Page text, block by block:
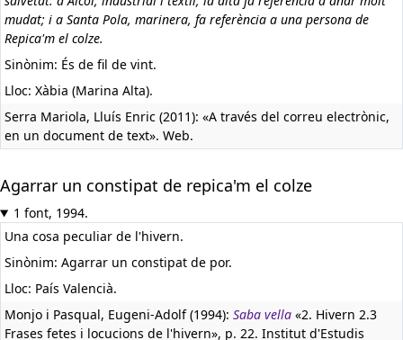
mudat; i a Santa Pola, marinera, fa referència a una persona de
Repica'm el colze.
Sinònim: És de fil de vint.
Lloc: Xàbia (Marina Alta).
Serra Mariola, Lluís Enric (2011): «A través del correu electrònic,
en un document de text». Web.
Agarrar un constipat de repica'm el colze
1 font, 1994.
Una cosa peculiar de l'hivern.
Sinònim: Agarrar un constipat de por.
Lloc: País Valencià.
Monjo i Pasqual, Eugeni-Adolf (1994): Saba vella «2. Hivern 2.3
Frases fetes i locucions de l'hivern», p. 22. Institut d'Estudis